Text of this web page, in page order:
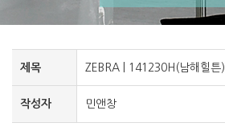
제목 ZEBRA | 141230H(남해힐튼)
작성자 민앤창